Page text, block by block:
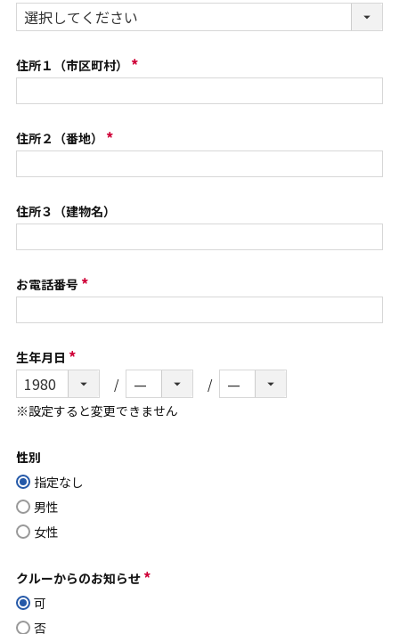
)
(
必
須
住所１（市区町村）
必
住所２（番地）
必
須
住所３（建物名）
お電話番号
必
)
生年月日
必
※設定すると変更できません
性別
指定なし
男性
女性
クルーからのお知らせ
可
否